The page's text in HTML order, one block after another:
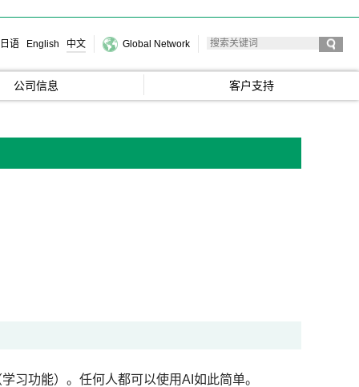
日语 English 中文 Global Network
公司信息 客户支持
习功能）。任何人都可以使用AI如此简单。